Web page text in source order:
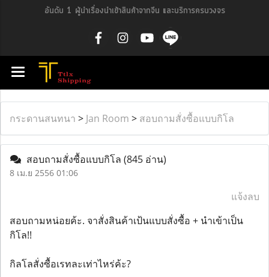
อันดับ 1 ผู้นำเรื่องนำเข้าสินค้าจากจีน และบริการครบวงจร
กระดานสนทนา > Jan Room > สอบถามสั่งซื้อแบบกิโล
สอบถามสั่งซื้อแบบกิโล (845 อ่าน)
8 เม.ย 2556 01:06
แจ้งลบ
สอบถามหน่อยค้ะ. จาสั่งสินค้าเป้นแบบสั่งซื้อ + นำเข้าเป็น
กิโล!!
กิลโลสั่งซื้อเรทละเท่าไหร่ค้ะ?